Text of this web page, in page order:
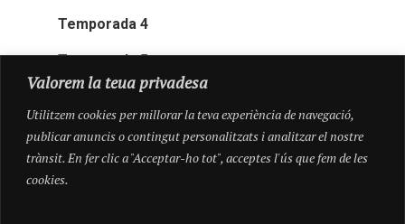
Valorem la teua privadesa
Utilitzem cookies per millorar la teva experiència de navegació,
publicar anuncis o contingut personalitzats i analitzar el nostre
trànsit. En fer clic a "Acceptar-ho tot", acceptes l'ús que fem de les
cookies.
Temporada 4
Temporada 5